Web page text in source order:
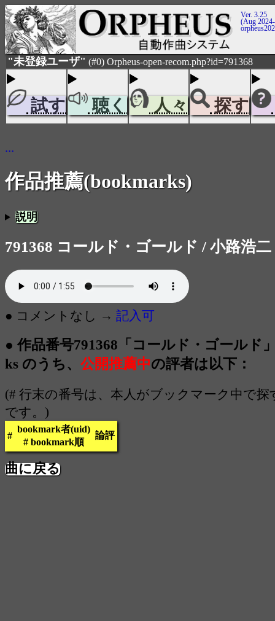
Ver. 3.25
(Aug
"未登録ユーザ" (#0) Orpheus-open-recom.php?id=791368
試す 聴く 人々 探す
...
作品推薦(bookmarks)
説明
791368 コールド・ゴールド / 小路浩
● コメントなし → 記入可
● 作品番号791368「コールド・ゴール
ks のうち、 公開推薦中の評者は以下：
(# 行末の番号は、本人がブックマーク中で探
です。)
#
bookmark者(uid)
# bookmark順
論評
曲に戻る